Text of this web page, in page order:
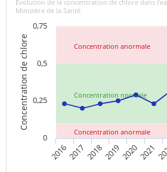
Concentration normale
Concentration anormale
Concentration anormale
Concentration de chlore
Evolution de la concentration de chlore dans
Ministère de la Santé
20162017 2018201920202021
0
0,25
0,5
0,75